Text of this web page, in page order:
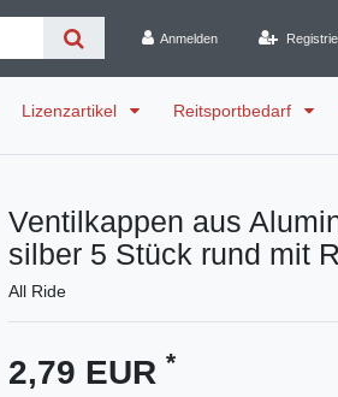
Anmelden
Lizenzartikel Reitsportbedarf
Ventilkappen aus
silber 5 Stück rund mit
All Ride
2,79 EUR *